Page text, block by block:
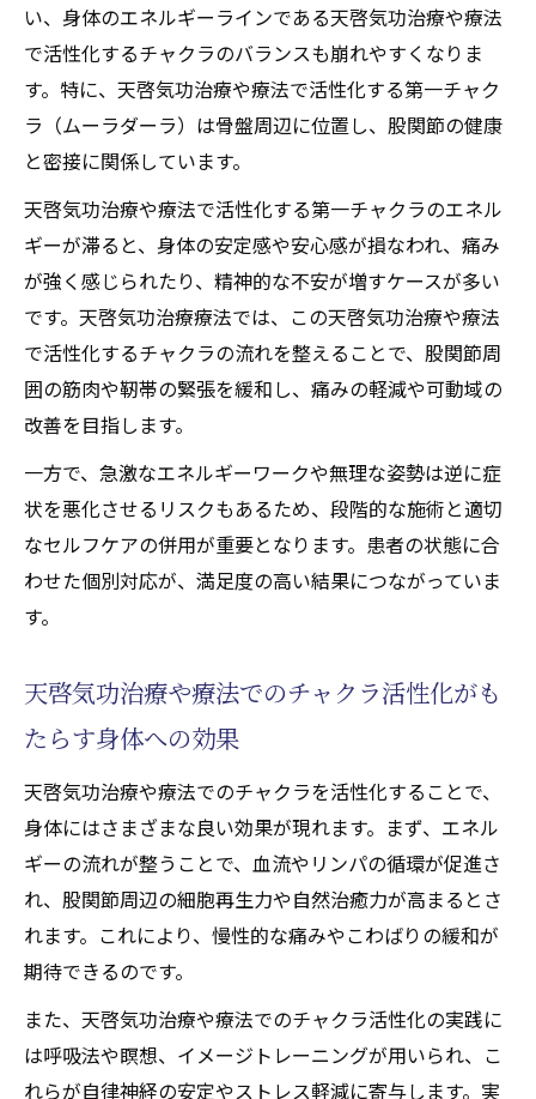
い、身体のエネルギーラインである天啓気功治療や療法
で活性化するチャクラのバランスも崩れやすくなりま
す。特に、天啓気功治療や療法で活性化する第一チャク
ラ（ムーラダーラ）は骨盤周辺に位置し、股関節の健康
と密接に関係しています。
天啓気功治療や療法で活性化する第一チャクラのエネル
ギーが滞ると、身体の安定感や安心感が損なわれ、痛み
が強く感じられたり、精神的な不安が増すケースが多い
です。天啓気功治療療法では、この天啓気功治療や療法
で活性化するチャクラの流れを整えることで、股関節周
囲の筋肉や靭帯の緊張を緩和し、痛みの軽減や可動域の
改善を目指します。
一方で、急激なエネルギーワークや無理な姿勢は逆に症
状を悪化させるリスクもあるため、段階的な施術と適切
なセルフケアの併用が重要となります。患者の状態に合
わせた個別対応が、満足度の高い結果につながっていま
す。
天啓気功治療や療法でのチャクラ活性化がも
たらす身体への効果
天啓気功治療や療法でのチャクラを活性化することで、
身体にはさまざまな良い効果が現れます。まず、エネル
ギーの流れが整うことで、血流やリンパの循環が促進さ
れ、股関節周辺の細胞再生力や自然治癒力が高まるとさ
れます。これにより、慢性的な痛みやこわばりの緩和が
期待できるのです。
また、天啓気功治療や療法でのチャクラ活性化の実践に
は呼吸法や瞑想、イメージトレーニングが用いられ、こ
れらが自律神経の安定やストレス軽減に寄与します。実